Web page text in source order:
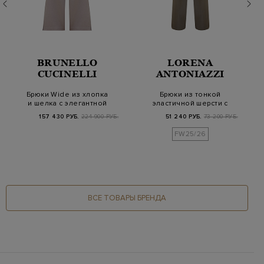
BRUNELLO
CUCINELLI
Брюки Wide из хлопка
и шелка с элегантной
157 430 РУБ. 224 900 РУБ.
LORENA
ANTONIAZZI
Брюки из тонкой
эластичной шерсти с
51 240 РУБ. 73 200 РУБ.
FW25/26
ВСЕ ТОВАРЫ БРЕНДА